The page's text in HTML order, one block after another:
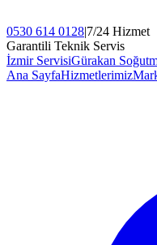
0530 614 0128|7/24 Hizmet
Garantili Teknik Servis
İzmir ServisiGürakan
Ana SayfaHizmetlerimiz